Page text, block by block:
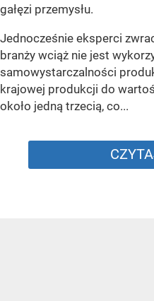
gałęzi przemysłu.
Jednocześnie eksperci
branży wciąż nie jest
samowystarczalności
krajowej produkcji do
około jedną trzecią, co...